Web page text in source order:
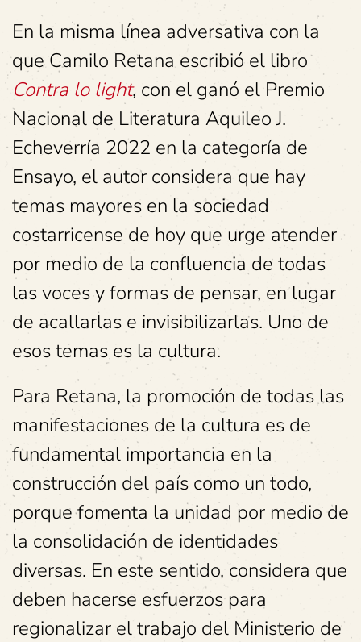
En la misma línea adversativa con la
que Camilo Retana escribió el libro
Contra lo light, con el ganó el Premio
Nacional de Literatura Aquileo J.
Echeverría 2022 en la categoría de
Ensayo, el autor considera que hay
temas mayores en la sociedad
costarricense de hoy que urge atender
por medio de la confluencia de todas
las voces y formas de pensar, en lugar
de acallarlas e invisibilizarlas. Uno de
esos temas es la cultura.
Para Retana, la promoción de todas las
manifestaciones de la cultura es de
fundamental importancia en la
construcción del país como un todo,
porque fomenta la unidad por medio de
la consolidación de identidades
diversas. En este sentido, considera que
deben hacerse esfuerzos para
regionalizar el trabajo del Ministerio de